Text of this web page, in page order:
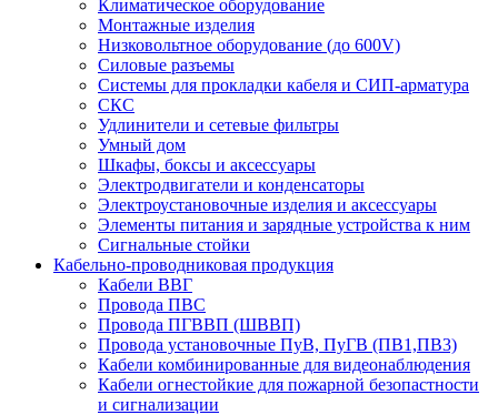
Климатическое оборудование
Монтажные изделия
Низковольтное оборудование (до 600V)
Силовые разъемы
Системы для прокладки кабеля и СИП-арматура
СКС
Удлинители и сетевые фильтры
Умный дом
Шкафы, боксы и аксессуары
Электродвигатели и конденсаторы
Электроустановочные изделия и аксессуары
Элементы питания и зарядные устройства к ним
Сигнальные стойки
Кабельно-проводниковая продукция
Кабели ВВГ
Провода ПВС
Провода ПГВВП (ШВВП)
Провода установочные ПуВ, ПуГВ (ПВ1,ПВ3)
Кабели комбинированные для видеонаблюдения
Кабели огнестойкие для пожарной безопастности
и сигнализации